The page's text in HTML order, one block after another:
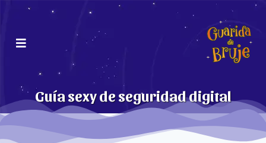
Guía sexy de seguridad digital